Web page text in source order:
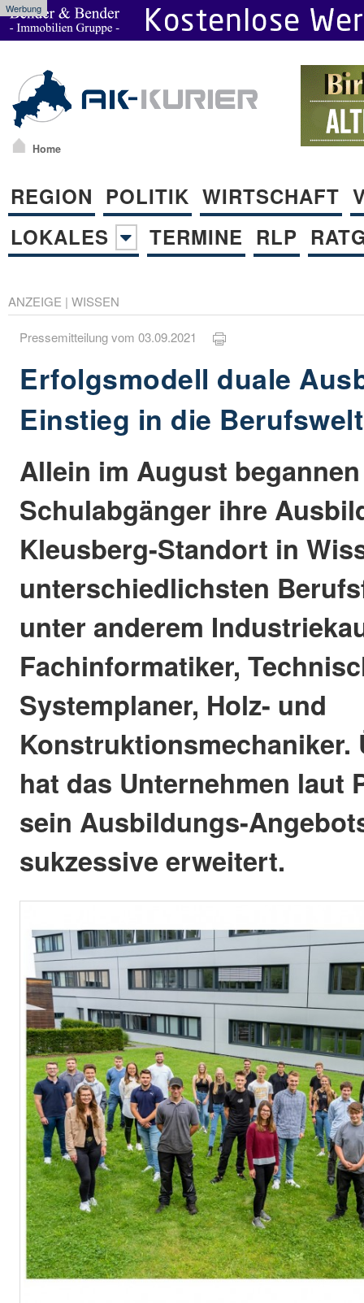
Werbung
Home
REGION POLITIK WIRTSCHAFT
LOKALES
TERMINE RLP
ANZEIGE | WISSEN
Pressemitteilung vom 03.09.2021
Erfolgsmodell duale
Einstieg in die
Allein im August
Schulabgänger ihre
Kleusberg-Standort in
unterschiedlichsten
unter anderem
Fachinformatiker,
Systemplaner, Holz- und
Konstruktionsmechaniker.
hat das Unternehmen laut
sein Ausbildungs-
sukzessive erweitert.